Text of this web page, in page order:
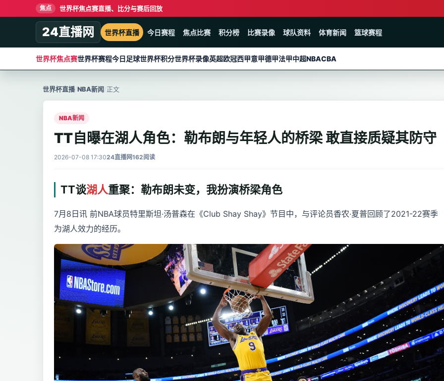
焦点 世界杯焦点赛直播、比分与赛后回放
24直播网 世界杯直播 今日赛程 焦点比赛 积分榜 比赛录像 球队资料 体育新闻 篮球赛程
世界杯焦点赛世界杯赛程今日足球世界杯积分世界杯录像英超欧冠西甲意甲德甲法甲中超NBACBA
世界杯直播/NBA新闻/正文
NBA新闻
TT自曝在湖人角色：勒布朗与年轻人的桥梁 敢直接质疑其防守
2026-07-08 17:3024直播网162阅读
TT谈湖人重聚：勒布朗未变，我扮演桥梁角色
7月8日讯 前NBA球员特里斯坦·汤普森在《Club Shay Shay》节目中，与评论员香农·夏普回顾了2021-22赛季
为湖人效力的经历。